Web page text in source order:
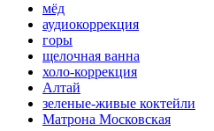
мёд
аудиокоррекция
горы
щелочная ванна
холо-коррекция
Алтай
зеленые-живые коктейли
Матрона Московская